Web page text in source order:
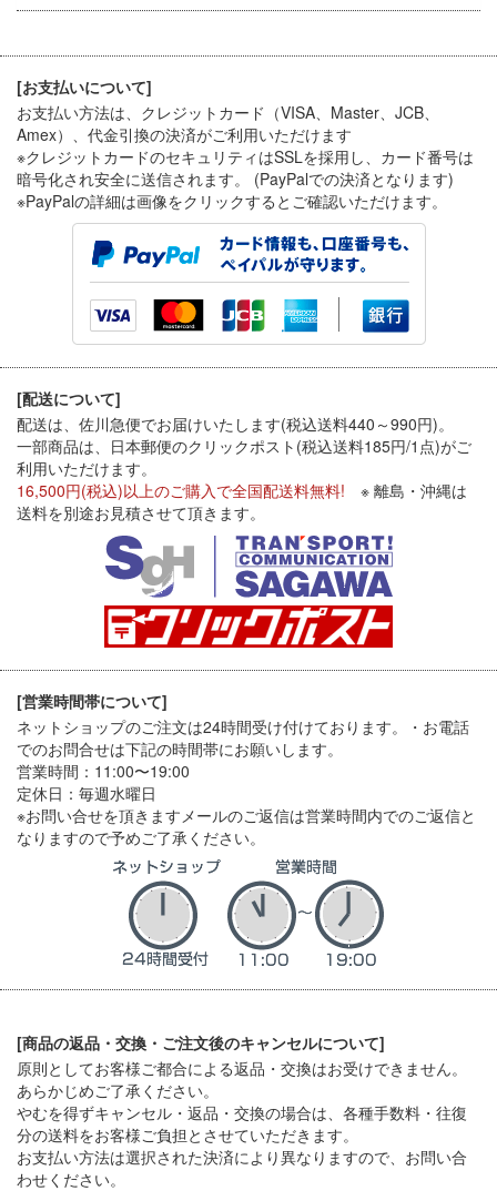
[お支払いについて]
お支払い方法は、クレジットカード（VISA、Master、JCB、
Amex）、代金引換の決済がご利用いただけます
※クレジットカードのセキュリティはSSLを採用し、カード番号は
暗号化され安全に送信されます。 (PayPalでの決済となります)
※PayPalの詳細は画像をクリックするとご確認いただけます。
[配送について]
配送は、佐川急便でお届けいたします(税込送料440～990円)。
一部商品は、日本郵便のクリックポスト(税込送料185円/1点)がご
利用いただけます。
16,500円(税込)以上のご購入で全国配送料無料! ※ 離島・沖縄は
送料を別途お見積させて頂きます。
[営業時間帯について]
ネットショップのご注文は24時間受け付けております。・お電話
でのお問合せは下記の時間帯にお願いします。
営業時間：11:00〜19:00
定休日：毎週水曜日
※お問い合せを頂きますメールのご返信は営業時間内でのご返信と
なりますので予めご了承ください。
[商品の返品・交換・ご注文後のキャンセルについて]
原則としてお客様ご都合による返品・交換はお受けできません。
あらかじめご了承ください。
やむを得ずキャンセル・返品・交換の場合は、各種手数料・往復
分の送料をお客様ご負担とさせていただきます。
お支払い方法は選択された決済により異なりますので、お問い合
わせください。